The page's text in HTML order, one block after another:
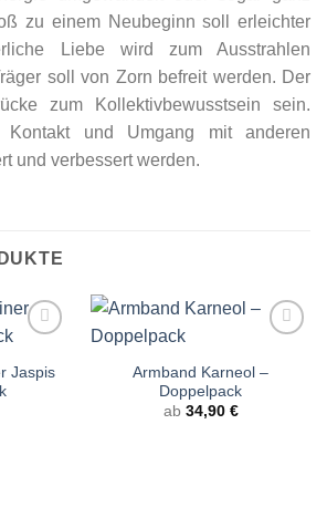
zu einem Neubeginn soll erleichter
Liebe wird zum Ausstrahlen
soll von Zorn befreit werden. Der
zum Kollektivbewusstsein sein.
und Umgang mit anderen
und verbessert werden.
Jaspis
Armband Karneol –
Doppelpack
ab 34,90 €